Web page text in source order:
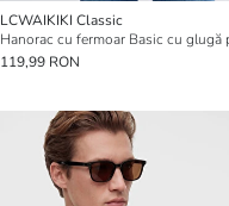
LCWAIKIKI Classic
119,99 RON